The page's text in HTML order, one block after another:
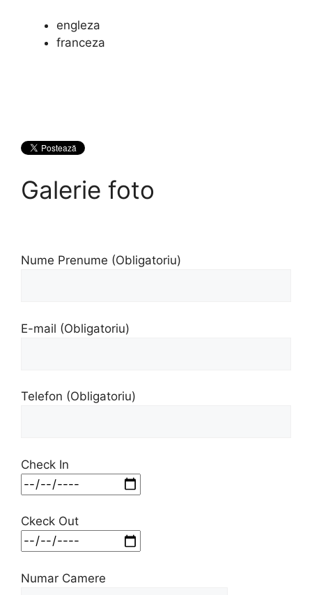
engleza
franceza
Galerie foto
Nume Prenume (Obligatoriu)
E-mail (Obligatoriu)
Telefon (Obligatoriu)
Check In
Ckeck Out
Numar Camere